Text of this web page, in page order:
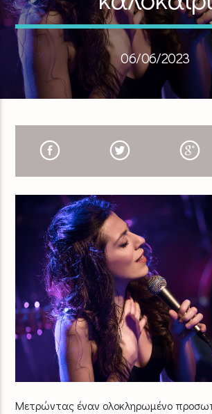
06/06/2023
Μετρώντας έναν ολοκληρωμένο